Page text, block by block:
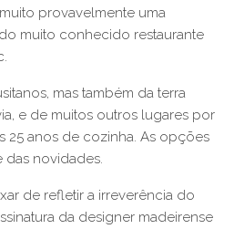
provavelmente uma
muito conhecido restaurante
mas também da terra
e de muitos outros lugares por
25 anos de cozinha. As opções
das novidades.
de refletir a irreverência do
da designer madeirense